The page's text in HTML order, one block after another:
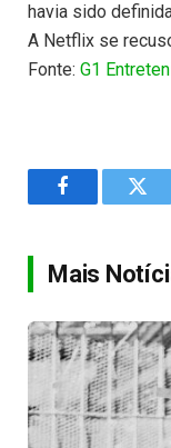
havia sido
A Netflix se
Fonte: G1
Facebook
Mais